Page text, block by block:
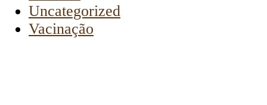
Uncategorized
Vacinação